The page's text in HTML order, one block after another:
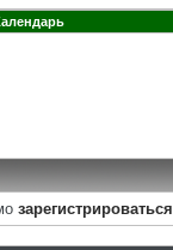
зарегистрироваться